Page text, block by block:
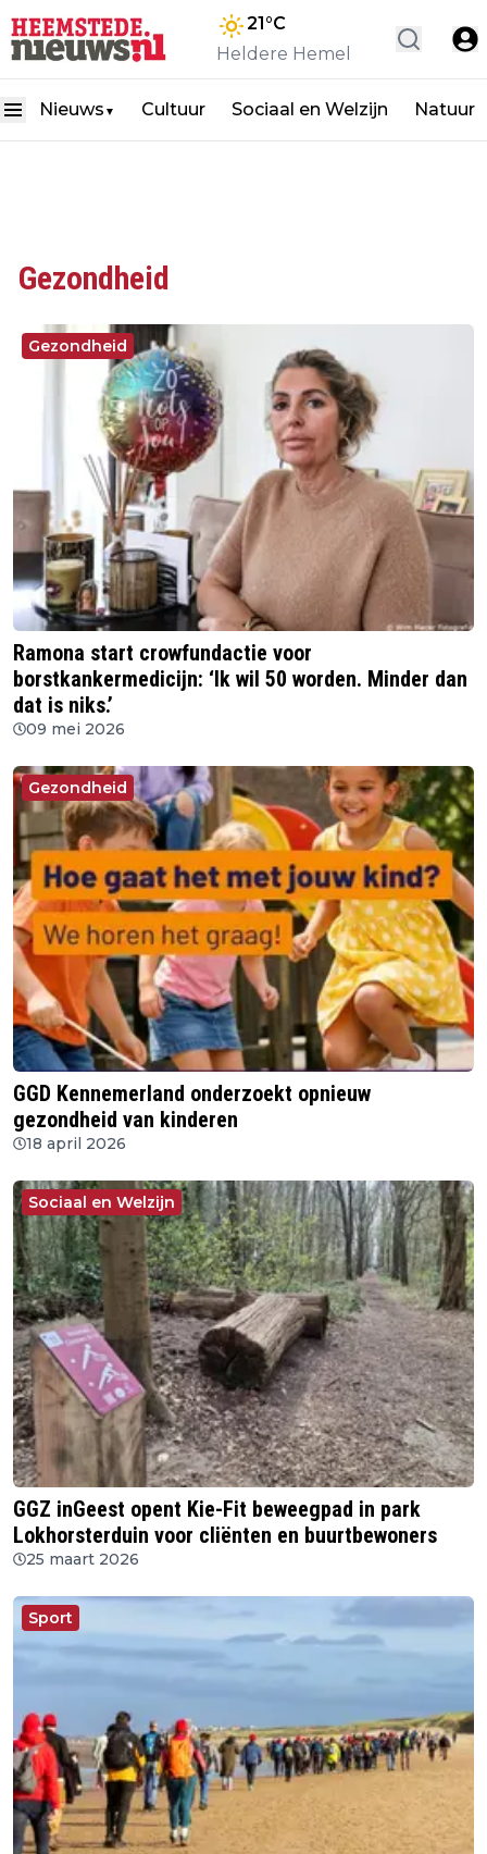
21°C
Heldere Hemel
Nieuws ▼ Cultuur Sociaal en Welzijn Natuur
Gezondheid
Gezondheid
Ramona start crowfundactie voor
borstkankermedicijn: ‘Ik wil 50 worden. Minder dan
dat is niks.’
09 mei 2026
Gezondheid
GGD Kennemerland onderzoekt opnieuw
gezondheid van kinderen
18 april 2026
Sociaal en Welzijn
GGZ inGeest opent Kie-Fit beweegpad in park
Lokhorsterduin voor cliënten en buurtbewoners
25 maart 2026
Sport